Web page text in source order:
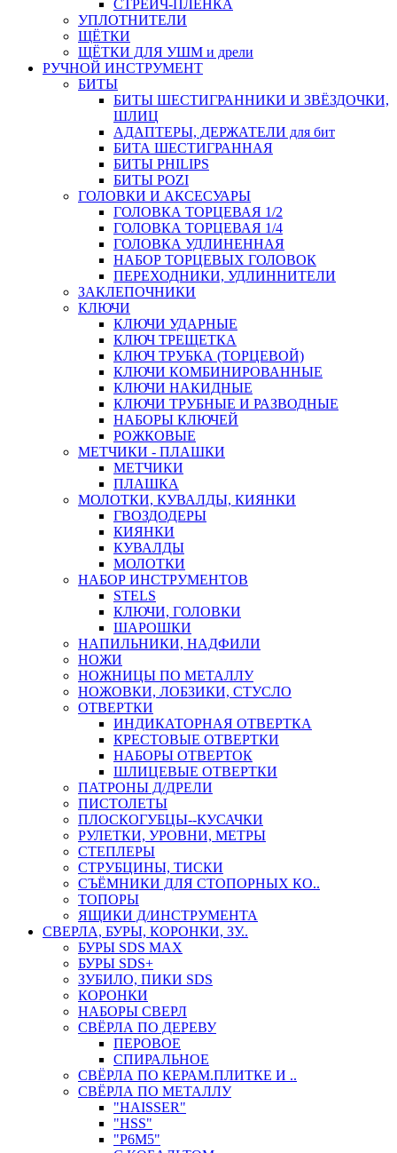
СТРЕЙЧ-ПЛЁНКА
УПЛОТНИТЕЛИ
ЩЁТКИ
ЩЁТКИ ДЛЯ УШМ и дрели
РУЧНОЙ ИНСТРУМЕНТ
БИТЫ
БИТЫ ШЕСТИГРАННИКИ И ЗВЁЗДОЧКИ,
ШЛИЦ
АДАПТЕРЫ, ДЕРЖАТЕЛИ для бит
БИТА ШЕСТИГРАННАЯ
БИТЫ PHILIPS
БИТЫ POZI
ГОЛОВКИ И АКСЕСУАРЫ
ГОЛОВКА ТОРЦЕВАЯ 1/2
ГОЛОВКА ТОРЦЕВАЯ 1/4
ГОЛОВКА УДЛИНЕННАЯ
НАБОР ТОРЦЕВЫХ ГОЛОВОК
ПЕРЕХОДНИКИ, УДЛИННИТЕЛИ
ЗАКЛЕПОЧНИКИ
КЛЮЧИ
КЛЮЧИ УДАРНЫЕ
КЛЮЧ ТРЕЩЕТКА
КЛЮЧ ТРУБКА (ТОРЦЕВОЙ)
КЛЮЧИ КОМБИНИРОВАННЫЕ
КЛЮЧИ НАКИДНЫЕ
КЛЮЧИ ТРУБНЫЕ И РАЗВОДНЫЕ
НАБОРЫ КЛЮЧЕЙ
РОЖКОВЫЕ
МЕТЧИКИ - ПЛАШКИ
МЕТЧИКИ
ПЛАШКА
МОЛОТКИ, КУВАЛДЫ, КИЯНКИ
ГВОЗДОДЕРЫ
КИЯНКИ
КУВАЛДЫ
МОЛОТКИ
НАБОР ИНСТРУМЕНТОВ
STELS
КЛЮЧИ, ГОЛОВКИ
ШАРОШКИ
НАПИЛЬНИКИ, НАДФИЛИ
НОЖИ
НОЖНИЦЫ ПО МЕТАЛЛУ
НОЖОВКИ, ЛОБЗИКИ, СТУСЛО
ОТВЕРТКИ
ИНДИКАТОРНАЯ ОТВЕРТКА
КРЕСТОВЫЕ ОТВЕРТКИ
НАБОРЫ ОТВЕРТОК
ШЛИЦЕВЫЕ ОТВЕРТКИ
ПАТРОНЫ Д/ДРЕЛИ
ПИСТОЛЕТЫ
ПЛОСКОГУБЦЫ--КУСАЧКИ
РУЛЕТКИ, УРОВНИ, МЕТРЫ
СТЕПЛЕРЫ
СТРУБЦИНЫ, ТИСКИ
СЪЁМНИКИ ДЛЯ СТОПОРНЫХ КО..
ТОПОРЫ
ЯЩИКИ Д/ИНСТРУМЕНТА
СВЕРЛА, БУРЫ, КОРОНКИ, ЗУ..
БУРЫ SDS MAX
БУРЫ SDS+
ЗУБИЛО, ПИКИ SDS
КОРОНКИ
НАБОРЫ СВЕРЛ
СВЁРЛА ПО ДЕРЕВУ
ПЕРОВОЕ
СПИРАЛЬНОЕ
СВЁРЛА ПО КЕРАМ.ПЛИТКЕ И ..
СВЁРЛА ПО МЕТАЛЛУ
"HAISSER"
"HSS"
"Р6М5"